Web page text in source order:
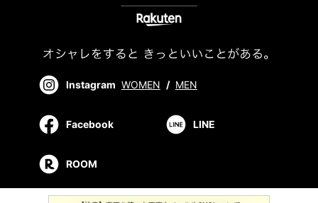
Instagram WOMEN / MEN
Facebook LINE
ROOM